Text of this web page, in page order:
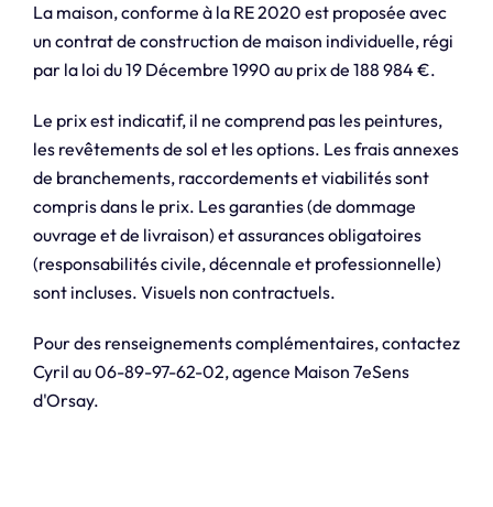
La maison, conforme à la RE 2020 est proposée avec
un contrat de construction de maison individuelle, régi
par la loi du 19 Décembre 1990 au prix de 188 984 €.
Le prix est indicatif, il ne comprend pas les peintures,
les revêtements de sol et les options. Les frais annexes
de branchements, raccordements et viabilités sont
compris dans le prix. Les garanties (de dommage
ouvrage et de livraison) et assurances obligatoires
(responsabilités civile, décennale et professionnelle)
sont incluses. Visuels non contractuels.
Pour des renseignements complémentaires, contactez
Cyril au 06-89-97-62-02, agence Maison 7eSens
d'Orsay.